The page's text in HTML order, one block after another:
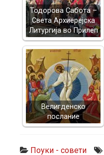
Тодорова Сабота –
Света Архиерејска
Литургија во Прилеп
Велигденско
послание
Поуки - совети